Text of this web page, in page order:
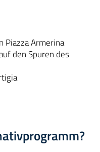
Piazza Armerina
den Spuren des